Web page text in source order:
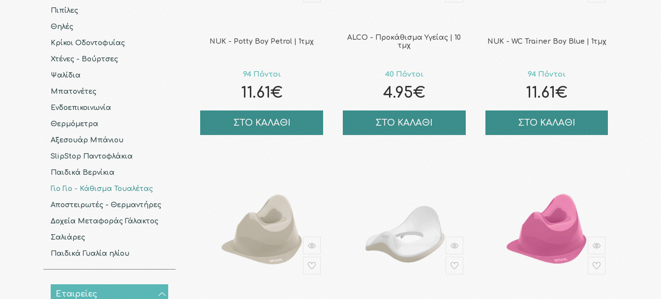
Πιπίλες
Θηλές
Κρίκοι Οδοντοφυίας
Χτένες - Βούρτσες
Ψαλίδια
Μπατονέτες
Ενδοεπικοινωνία
Θερμόμετρα
Αξεσουάρ Μπάνιου
SlipStop Παντοφλάκια
Παιδικά Βερνίκια
Γιο Γιο - Κάθισμα Τουαλέτας
Αποστειρωτές - Θερμαντήρες
Δοχεία Μεταφοράς Γάλακτος
Σαλιάρες
Παιδικά Γυαλία ηλίου
Εταιρείες
NUK - Potty Βοy Petrol | 1τμχ
94 Πόντοι
11.61€
ΣΤΟ ΚΑΛΑΘΙ
ALCO - Προκάθισμα Υγείας | 10
τμχ
40 Πόντοι
4.95€
ΣΤΟ ΚΑΛΑΘΙ
NUK - WC Trainer Βοy Blue | 1τμχ
94 Πόντοι
11.61€
ΣΤΟ ΚΑΛΑΘΙ